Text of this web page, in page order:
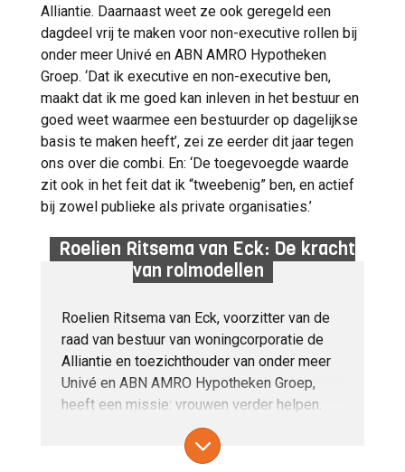
toezichthouder specialist in audit-, risico- en
governancevraagstukken. Toch is haar profiel
breder dan dat van een klassieke financieel
toezichthouder. Ze wordt ook geroemd om
haar vermogen om strategische
ontwikkelingen te verbinden aan
maatschappelijke veranderingen.
Volgens Van Dongen vraagt de huidige tijd
om commissarissen die scenario’s kunnen
en tegelijk rust en richting bieden. In haar
werk als toezichthouder staat steeds
dezelfde vraag centraal: hoe blijft een
wereld die steeds sneller verandert? Van
Dongen: ‘De commissaris van nu moet
de toekomst nodig zijn.’ Ze ging ook in op
wat die competenties dan zijn: ‘Op de eerste
plaats staat voor mij beweeglijkheid: het
vermogen om je flexibel op te stellen binnen
Alliantie. Daarnaast weet ze ook geregeld een
dagdeel vrij te maken voor non-executive rollen bij
onder meer Univé en ABN AMRO Hypotheken
Groep. ‘Dat ik executive en non-executive ben,
maakt dat ik me goed kan inleven in het bestuur en
goed weet waarmee een bestuurder op dagelijkse
basis te maken heeft’, zei ze eerder dit jaar tegen
ons over die combi. En: ‘De toegevoegde waarde
zit ook in het feit dat ik “tweebenig” ben, en actief
bij zowel publieke als private organisaties.’
Roelien Ritsema van Eck: De kracht
van rolmodellen
Roelien Ritsema van Eck, voorzitter van de
raad van bestuur van woningcorporatie de
Alliantie en toezichthouder van onder meer
Univé en ABN AMRO Hypotheken Groep,
heeft een missie: vrouwen verder helpen.
Hoe? Door bijvoorbeeld een rolmodel te zijn
voor anderen. In een interview eerder dit jaar